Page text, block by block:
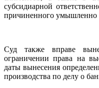
субсидиарной
причиненного умышленно
Суд также вправе
ограничении права на
даты вынесения
производства по делу о